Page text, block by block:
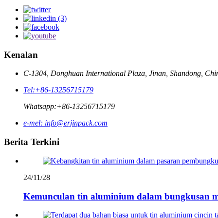
Kenalan
C-1304, Donghuan International Plaza, Jinan, Shandong,
Tel:+86-13256715179
Whatsapp:+86-13256715179
e-mel: info@erjinpack.com
Berita Terkini
24/11/28
Kemunculan tin aluminium dalam bungkusan